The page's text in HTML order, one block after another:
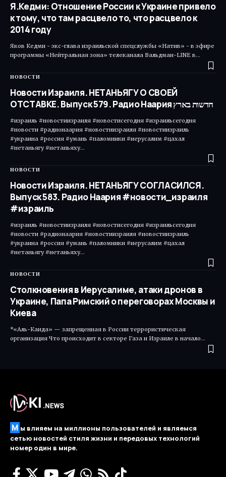
Я.Кедми: Отношение России к Украине привело
к тому, что там расцвело то, что расцвело к
2014 году
Яков Кедми - экс-глава израильской спецслужбы «Натив» - в эфире
программы «Нейтральная зона» телеканала Вальдман-LINE в…
НОВОСТИ
Новости Израиля. НЕТАНЬЯГУ О СВОЕЙ
ОТСТАВКЕ. Выпуск 579. Радио Наария חדשות בארץ
#израиль #новостиизраиля #новостисегодня #израильсегодня
#новости #радионаария #новостиизраиля #новостиизраиль
#украина #россия #умань #паломники #иерусалим #цахал
#нетаньягу #нетаньяху…
НОВОСТИ
Новости Израиля. НЕТАНЬЯГУ СОГЛАСИЛСЯ.
Выпуск 583. Радио Наария #новости_израиля
#израиль
#израиль #новостиизраиля #новостисегодня #израильсегодня
#новости #радионаария #новостиизраиля #новостиизраиль
#украина #россия #умань #паломники #иерусалим #цахал
#нетаньягу #нетаньяху…
НОВОСТИ
Столкновения в Иерусалиме, атаки дронов в
Украине, Папа Римский о переговорах Москвы и
Киева
*«Аль-Каида» — запрещенная в России террористическая
организация Что происходит в секторе Газа и Израиле в начало…
М ы влияем на миллионы пользователей и являемся
сетью новостей стиля жизни и передовых технологий
номер один в мире.